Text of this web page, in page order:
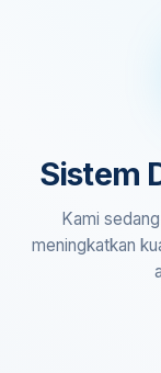
Sistem
Kami
meningkatkan